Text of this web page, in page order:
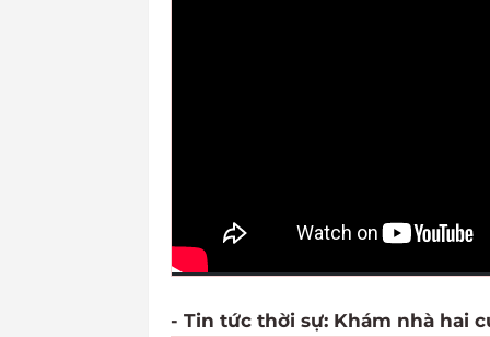
- Tin tức thời sự: Khám nhà hai